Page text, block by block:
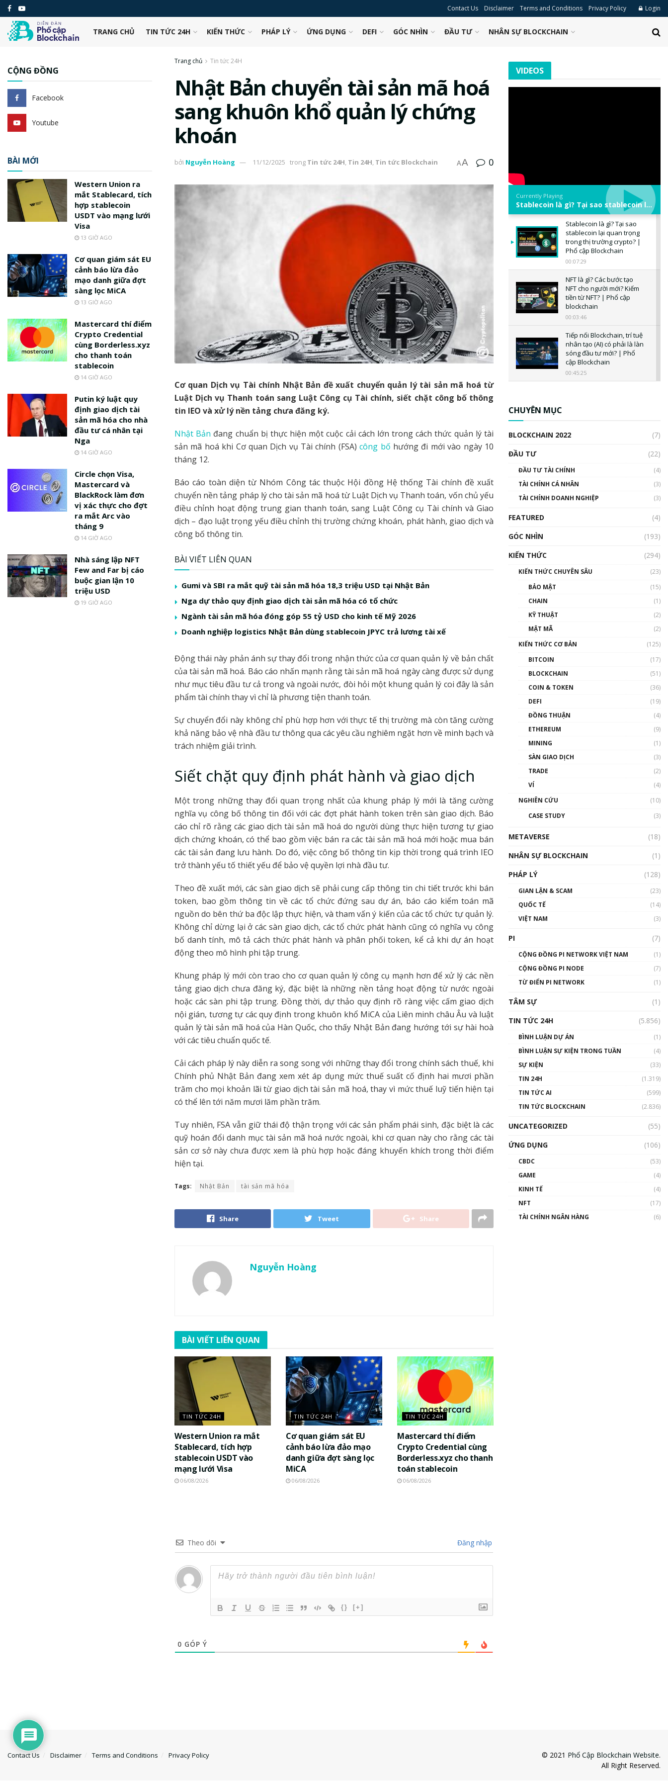
Contact Us Disclaimer Terms and Conditions Privacy Policy Login
TRANG CHỦ TIN TỨC 24H KIẾN THỨC PHÁP LÝ ỨNG DỤNG DEFI GÓC NHÌN ĐẦU TƯ NHÂN SỰ BLOCKCHAIN
Trang chủ Tin tức 24H
Nhật Bản chuyển tài sản mã hoá
sang khuôn khổ quản lý chứng
khoán
bởi Nguyễn Hoàng 11/12/2025 trong Tin tức 24H, Tin 24H, Tin tức Blockchain AA 0
Cơ quan Dịch vụ Tài chính Nhật Bản đề xuất chuyển quản lý tài sản mã hoá từ
Luật Dịch vụ Thanh toán sang Luật Công cụ Tài chính, siết chặt công bố thông
tin IEO và xử lý nền tảng chưa đăng ký.
Nhật Bản đang chuẩn bị thực hiện một cuộc cải cách lớn trong cách thức quản lý tài
sản mã hoá khi Cơ quan Dịch vụ Tài chính (FSA)công bố hướng đi mới vào ngày 10
tháng 12.
Báo cáo toàn diện từ Nhóm Công tác thuộc Hội đồng Hệ thống Tài chính đề xuất
chuyển nền tảng pháp lý cho tài sản mã hoá từ Luật Dịch vụ Thanh toán, vốn chủ yếu
điều chỉnh hoạt động trung gian thanh toán, sang Luật Công cụ Tài chính và Giao
dịch – đạo luật trọng yếu điều chỉnh thị trường chứng khoán, phát hành, giao dịch và
công bố thông tin.
BÀI VIẾT LIÊN QUAN
Gumi và SBI ra mắt quỹ tài sản mã hóa 18,3 triệu USD tại Nhật Bản
Nga dự thảo quy định giao dịch tài sản mã hóa có tổ chức
Ngành tài sản mã hóa đóng góp 55 tỷ USD cho kinh tế Mỹ 2026
Doanh nghiệp logistics Nhật Bản dùng stablecoin JPYC trả lương tài xế
Động thái này phản ánh sự thay đổi trong nhận thức của cơ quan quản lý về bản chất
của tài sản mã hoá. Báo cáo nhấn mạnh rằng tài sản mã hoá ngày càng được sử dụng
như mục tiêu đầu tư cả trong và ngoài nước, đòi hỏi một khung quản lý coi đây là sản
phẩm tài chính thay vì chỉ là phương tiện thanh toán.
Sự chuyển đổi này không chỉ phù hợp hơn với thực tế thị trường mà còn tăng cường
khả năng bảo vệ nhà đầu tư thông qua các yêu cầu nghiêm ngặt hơn về minh bạch và
trách nhiệm giải trình.
Siết chặt quy định phát hành và giao dịch
Một trong những thay đổi quan trọng nhất của khung pháp lý mới là tăng cường
nghĩa vụ công bố thông tin đối với các đợt phát hành token trên sàn giao dịch. Báo
cáo chỉ rõ rằng các giao dịch tài sản mã hoá do người dùng thực hiện tương tự giao
dịch chứng khoán, có thể bao gồm việc bán ra các tài sản mã hoá mới hoặc mua bán
các tài sản đang lưu hành. Do đó, việc công bố thông tin kịp thời trong quá trình IEO
trở thành yếu tố thiết yếu để bảo vệ quyền lợi nhà đầu tư.
Theo đề xuất mới, các sàn giao dịch sẽ phải cung cấp thông tin chi tiết trước khi bán
token, bao gồm thông tin về các tổ chức đứng sau dự án, báo cáo kiểm toán mã
nguồn do bên thứ ba độc lập thực hiện, và tham vấn ý kiến của các tổ chức tự quản lý.
Không chỉ dừng lại ở các sàn giao dịch, các tổ chức phát hành cũng có nghĩa vụ công
bố danh tính, mô tả cách thức phát hành và phân phối token, kể cả khi dự án hoạt
động theo mô hình phi tập trung.
Khung pháp lý mới còn trao cho cơ quan quản lý công cụ mạnh hơn để xử lý các nền
tảng giao dịch chưa đăng ký, đặc biệt là những nền tảng hoạt động từ nước ngoài
hoặc các sàn phi tập trung. Đồng thời, dự thảo quy định rõ ràng việc cấm giao dịch
nội gián, tương tự các quy định trong khuôn khổ MiCA của Liên minh châu Âu và luật
quản lý tài sản mã hoá của Hàn Quốc, cho thấy Nhật Bản đang hướng tới sự hài hoà
với các tiêu chuẩn quốc tế.
Cải cách pháp lý này diễn ra song song với những thay đổi trong chính sách thuế, khi
Chính phủ Nhật Bản đang xem xét áp dụng mức thuế suất cố định hai mươi phần
trăm cho mọi khoản lãi từ giao dịch tài sản mã hoá, thay vì mức thuế luỹ tiến hiện tại
có thể lên tới năm mươi lăm phần trăm.
Tuy nhiên, FSA vẫn giữ thái độ thận trọng với các sản phẩm phái sinh, đặc biệt là các
quỹ hoán đổi danh mục tài sản mã hoá nước ngoài, khi cơ quan này cho rằng các tài
sản cơ sở này chưa được xem là phù hợp hoặc đáng khuyến khích trong thời điểm
hiện tại.
Tags: Nhật Bản tài sản mã hóa
Share Tweet Share
Nguyễn Hoàng
BÀI VIẾT LIÊN QUAN
TIN TỨC 24H
Western Union ra mắt
Stablecard, tích hợp
stablecoin USDT vào
mạng lưới Visa
06/08/2026
TIN TỨC 24H
Cơ quan giám sát EU
cảnh báo lừa đảo mạo
danh giữa đợt sàng lọc
MiCA
06/08/2026
TIN TỨC 24H
Mastercard thí điểm
Crypto Credential cùng
Borderless.xyz cho thanh
toán stablecoin
06/08/2026
Theo dõi Đăng nhập
{} [+]
0 GÓP Ý
CỘNG ĐỒNG
Facebook
Youtube
BÀI MỚI
Western Union ra
mắt Stablecard, tích
hợp stablecoin
USDT vào mạng lưới
Visa
13 GIỜ AGO
Cơ quan giám sát EU
cảnh báo lừa đảo
mạo danh giữa đợt
sàng lọc MiCA
13 GIỜ AGO
Mastercard thí điểm
Crypto Credential
cùng Borderless.xyz
cho thanh toán
stablecoin
14 GIỜ AGO
Putin ký luật quy
định giao dịch tài
sản mã hóa cho nhà
đầu tư cá nhân tại
Nga
14 GIỜ AGO
Circle chọn Visa,
Mastercard và
BlackRock làm đơn
vị xác thực cho đợt
ra mắt Arc vào
tháng 9
14 GIỜ AGO
Nhà sáng lập NFT
Few and Far bị cáo
buộc gian lận 10
triệu USD
19 GIỜ AGO
VIDEOS
Currently Playing
Stablecoin là gì? Tại sao stablecoin lại quan trọng trong thị trường crypto? | Phổ cập Blockchain
Stablecoin là gì? Tại sao
stablecoin lại quan trọng
trong thị trường crypto? |
Phổ cập Blockchain
00:07:29
NFT là gì? Các bước tạo
NFT cho người mới? Kiếm
tiền từ NFT? | Phổ cập
blockchain
00:03:46
Tiếp nối Blockchain, trí tuệ
nhân tạo (AI) có phải là làn
sóng đầu tư mới? | Phổ
cập Blockchain
00:45:25
uptrend trong năm 2023? |
Phổ cập Blockchain
00:02:14
Nhìn lại năm 2022: Những
nhân vật ảnh hưởng nhất
hệ sinh thái tiền mã hoá |
Blockchain
Nhân sự tương lại ngành
Blockchain Việt Nam | Phổ
cập Blockchain
Blockchain đang được ứng
01:34:46
01:32:59
Talkshow17: Mùa đông
Crypto – Chiếc khăn gió ấm
01:49:30
Talkshow 14: MemeCoin –
CHUYÊN MỤC
BLOCKCHAIN 2022
(7)
ĐẦU TƯ
(22)
ĐẦU TƯ TÀI CHÍNH
(4)
TÀI CHÍNH CÁ NHÂN
(3)
TÀI CHÍNH DOANH NGHIỆP
(3)
FEATURED
(4)
GÓC NHÌN
(193)
KIẾN THỨC
(294)
KIẾN THỨC CHUYÊN SÂU
(23)
BẢO MẬT
(15)
CHAIN
(1)
KỸ THUẬT
(2)
MẬT MÃ
(2)
KIẾN THỨC CƠ BẢN
(125)
BITCOIN
(17)
BLOCKCHAIN
(51)
COIN & TOKEN
(36)
DEFI
(19)
ĐỒNG THUẬN
(4)
ETHEREUM
(9)
MINING
(1)
SÀN GIAO DỊCH
(3)
TRADE
(2)
VÍ
(4)
NGHIÊN CỨU
(10)
CASE STUDY
(3)
METAVERSE
(18)
NHÂN SỰ BLOCKCHAIN
(1)
PHÁP LÝ
(128)
GIAN LẬN & SCAM
(23)
QUỐC TẾ
(14)
VIỆT NAM
(3)
PI (7)
CỘNG ĐỒNG PI NETWORK VIỆT NAM
(1)
CỘNG ĐỒNG PI NODE
(7)
TỪ ĐIỂN PI NETWORK
(1)
TÂM SỰ
(1)
TIN TỨC 24H
(5.856)
BÌNH LUẬN DỰ ÁN
(1)
BÌNH LUẬN SỰ KIỆN TRONG TUẦN
(4)
SỰ KIỆN
(33)
TIN 24H
(1.319)
TIN TỨC AI
(599)
TIN TỨC BLOCKCHAIN
(2.836)
UNCATEGORIZED
(55)
ỨNG DỤNG
(106)
CBDC
(53)
GAME
(4)
KINH TẾ
(4)
NFT
(17)
TÀI CHÍNH NGÂN HÀNG
(6)
Contact Us Disclaimer Terms and Conditions Privacy Policy © 2021 Phổ Cập Blockchain Website.
All Right Reserved.